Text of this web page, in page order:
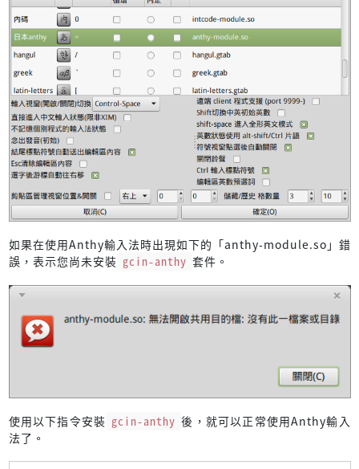
如果在使用Anthy輸入法時出現如下的「anthy-module.so」錯
誤，表示您尚未安裝 gcin-anthy 套件。
使用以下指令安裝 gcin-anthy 後，就可以正常使用Anthy輸入
法了。